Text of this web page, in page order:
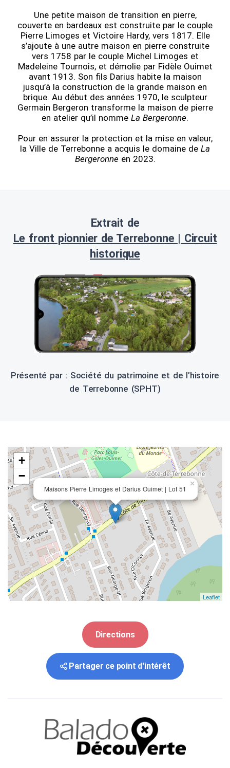
Une petite maison de transition en pierre,
couverte en bardeaux est construite par le couple
Pierre Limoges et Victoire Hardy, vers 1817. Elle
s’ajoute à une autre maison en pierre construite
vers 1758 par le couple Michel Limoges et
Madeleine Tournois, et démolie par Fidèle Ouimet
avant 1913. Son fils Darius habite la maison
jusqu’à la construction de la grande maison en
brique. Au début des années 1970, le sculpteur
Germain Bergeron transforme la maison de pierre
en atelier qu’il nomme La Bergeronne.
Pour en assurer la protection et la mise en valeur,
la Ville de Terrebonne a acquis le domaine de La
Bergeronne en 2023.
Extrait de
Le front pionnier de Terrebonne | Circuit
historique
Présenté par : Société du patrimoine et de l’histoire
de Terrebonne (SPHT)
Maisons Pierre Limoges et Darius Ouimet | Lot 51
×
+
−
Leaflet
Directions
Partager ce point d'intérêt